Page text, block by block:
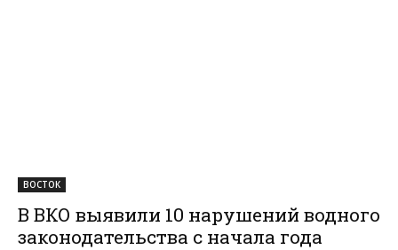
ВОСТОК
В ВКО выявили 10 нарушений водного
законодательства с начала года